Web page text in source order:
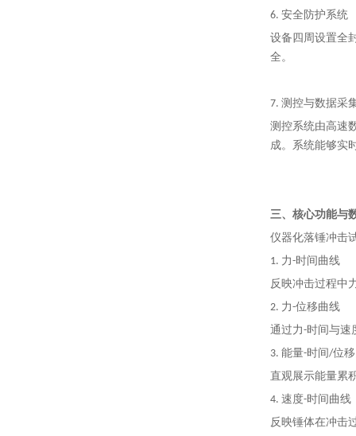
6. 安全防护系统
设备四周设置全
全。
7. 测控与数据采
测控系统由高速
成。系统能够实
三、核心功能与
仪器化落锤冲击
1. 力-时间曲线
反映冲击过程中
2. 力-位移曲线
通过力-时间与速
3. 能量-时间/位
直观展示能量累
4. 速度-时间曲线
反映锤体在冲击